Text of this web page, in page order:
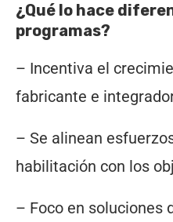
¿Qué lo hace
programas?
– Incentiva el
fabricante e
– Se alinean
habilitación con los
– Foco en soluciones